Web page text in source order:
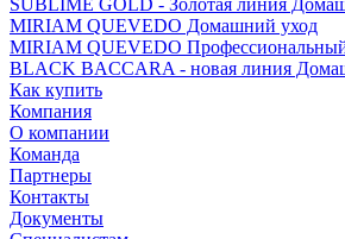
SUBLIME GOLD - Золотая линия
MIRIAM QUEVEDO Домашний уход
MIRIAM QUEVEDO
BLACK BACCARA - новая линия
Как купить
Компания
О компании
Команда
Партнеры
Контакты
Документы